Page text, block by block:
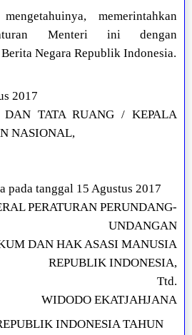
memerintahkan
Menteri ini dengan
Negara Republik Indonesia.
2017
DAN TATA RUANG / KEPALA
NASIONAL,
pada tanggal 15 Agustus 2017
PERATURAN PERUNDANG-
UNDANGAN
DAN HAK ASASI MANUSIA
REPUBLIK INDONESIA,
Ttd.
WIDODO EKATJAHJANA
INDONESIA TAHUN